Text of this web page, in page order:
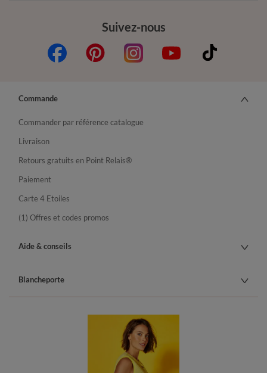
Suivez-nous
Commande
Commander par référence catalogue
Livraison
Retours gratuits en Point Relais®
Paiement
Carte 4 Etoiles
(1) Offres et codes promos
Aide & conseils
Blancheporte